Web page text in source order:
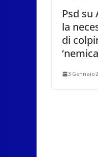
Psd su
la
di
3 Gennaio